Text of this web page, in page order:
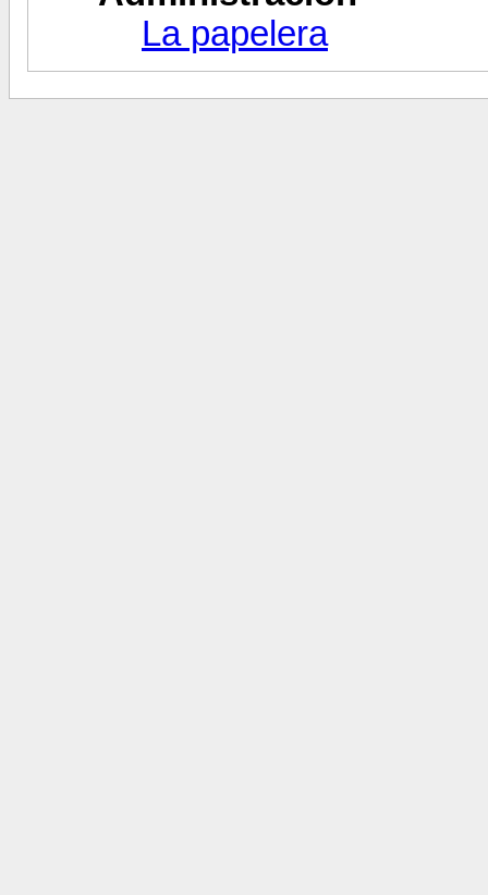
La papelera